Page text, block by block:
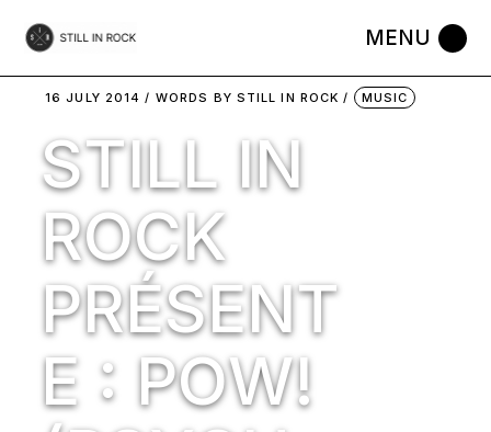
the
16 JULY 2014 WORDS BY STILL IN ROCK MUSIC
STILL IN
ROCK
PRÉSENT
E : POW!